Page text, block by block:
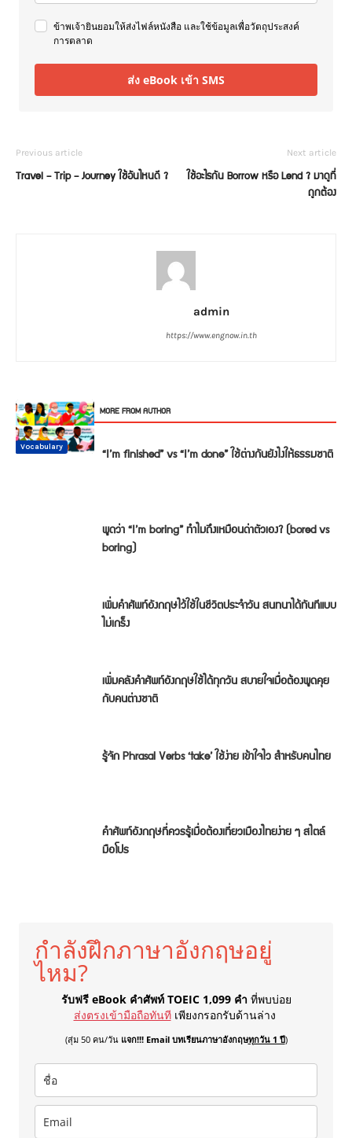
ข้าพเจ้ายินยอมให้ส่งไฟล์หนังสือ และใช้ข้อมูลเพื่อวัตถุประสงค์
การตลาด
ส่ง eBook เข้า SMS
Previous article
Travel – Trip – Journey ใช้อันไหนดี ?
Next article
ใช้อะไรกัน Borrow หรือ Lend ? มาดูที่
ถูกต้อง
admin
https://www.engnow.in.th
RELATED ARTICLES MORE FROM AUTHOR
Conversation “I’m finished” vs “I’m done” ใช้ต่างกันยังไงให้ธรรมชาติ
Vocabulary
พูดว่า “I’m boring” ทำไมถึงเหมือนด่าตัวเอง? (bored vs
boring)
Vocabulary
เพิ่มคำศัพท์อังกฤษไว้ใช้ในชีวิตประจำวัน สนทนาได้ทันทีแบบ
ไม่เกร็ง
Vocabulary
เพิ่มคลังคำศัพท์อังกฤษใช้ได้ทุกวัน สบายใจเมื่อต้องพูดคุย
กับคนต่างชาติ
Vocabulary
รู้จัก Phrasal Verbs ‘take’ ใช้ง่าย เข้าใจไว สำหรับคนไทย
Vocabulary
คำศัพท์อังกฤษที่ควรรู้เมื่อต้องเที่ยวเมืองไทยง่าย ๆ สไตล์
มือโปร
กำลังฝึกภาษาอังกฤษอยู่
ไหม?
รับฟรี eBook คำศัพท์ TOEIC 1,099 คำ ที่พบบ่อย
ส่งตรงเข้ามือถือทันที เพียงกรอกรับด้านล่าง
(สุ่ม 50 คน/วัน แจก!!! Email บทเรียนภาษาอังกฤษทุกวัน 1 ปี)